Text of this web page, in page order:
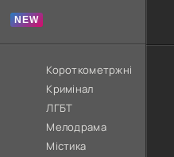
Короткометржні
Кримінал
ЛГБТ
Мелодрама
Містика